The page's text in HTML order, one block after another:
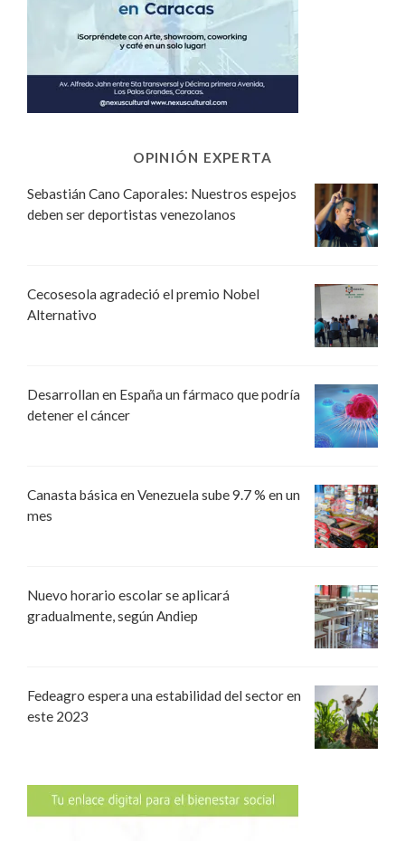
OPINIÓN EXPERTA
Sebastián Cano Caporales: Nuestros espejos
deben ser deportistas venezolanos
Cecosesola agradeció el premio Nobel
Alternativo
Desarrollan en España un fármaco que podría
detener el cáncer
Canasta básica en Venezuela sube 9.7 % en un
mes
Nuevo horario escolar se aplicará
gradualmente, según Andiep
Fedeagro espera una estabilidad del sector en
este 2023